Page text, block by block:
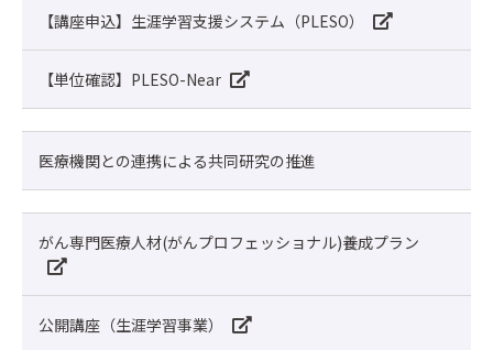
【講座申込】生涯学習支援システム（PLESO）
【単位確認】PLESO-Near
医療機関との連携による共同研究の推進
がん専門医療人材(がんプロフェッショナル)養成プラン
公開講座（生涯学習事業）